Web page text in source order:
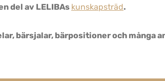
del av LELIBAs kunskapsträd.
bärsjalar, bärpositioner och många